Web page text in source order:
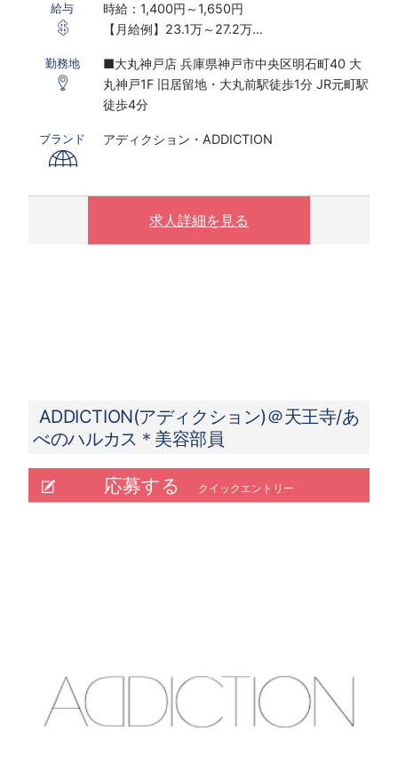
給与
時給：1,400円～1,650円
【月給例】23.1万～27.2万
※研修期間あり
※時給は経験・スキルにより決定いたします
〇下記の場合は、割増した時給をお支払いしま
※ 夜10時以降は1.25倍
勤務地
■大丸神戸店 兵庫県神戸市中央区明石町40 大
丸神戸1F 旧居留地・大丸前駅徒歩1分 JR元町駅
徒歩4分
ブランド アディクション・ADDICTION
求人詳細を見る
ADDICTION(アディクション)＠天王寺/あ
べのハルカス＊美容部員
応募する クイックエントリー